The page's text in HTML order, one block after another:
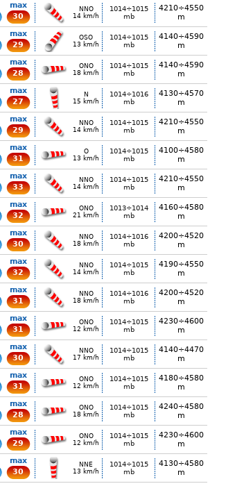
max
30
NNO
14 km/h
1014÷1015
mb
4210÷4550
m
max
29
OSO
13 km/h
1014÷1015
mb
4140÷4590
m
max
28
ONO
18 km/h
1014÷1015
mb
4140÷4590
m
max
27
N
15 km/h
1014÷1016
mb
4130÷4570
m
max
29
NNO
14 km/h
1014÷1015
mb
4210÷4550
m
max
31
O
13 km/h
1014÷1015
mb
4100÷4580
m
max
33
NNO
14 km/h
1014÷1015
mb
4210÷4550
m
max
32
ONO
21 km/h
1013÷1014
mb
4160÷4580
m
max
30
NNO
18 km/h
1014÷1016
mb
4200÷4520
m
max
32
NNO
14 km/h
1014÷1015
mb
4190÷4550
m
max
31
NNO
18 km/h
1014÷1016
mb
4200÷4520
m
max
31
ONO
12 km/h
1014÷1015
mb
4230÷4600
m
max
30
NNO
17 km/h
1014÷1015
mb
4140÷4470
m
max
31
ONO
12 km/h
1014÷1015
mb
4180÷4580
m
max
28
ONO
18 km/h
1014÷1015
mb
4240÷4580
m
max
29
ONO
12 km/h
1014÷1015
mb
4230÷4600
m
max
30
NNE
13 km/h
1014÷1015
mb
4130÷4580
m